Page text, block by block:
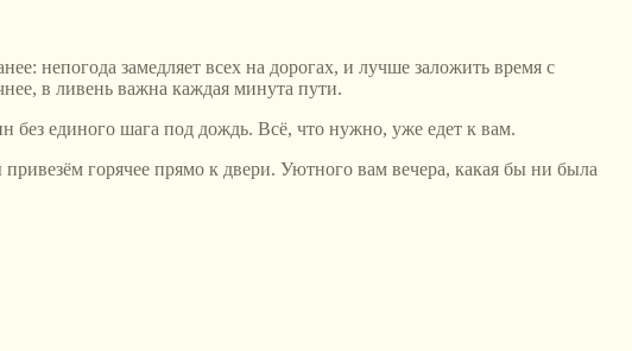
непогода замедляет всех на дорогах, и лучше заложить время с
в ливень важна каждая минута пути.
без единого шага под дождь. Всё, что нужно, уже едет к вам.
горячее прямо к двери. Уютного вам вечера, какая бы ни была